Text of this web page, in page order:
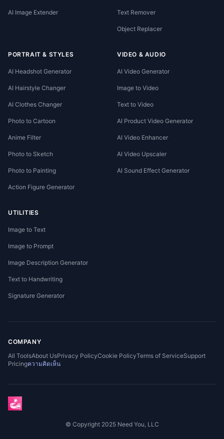
AI Image Extender Text Remover
Object Replacer
PORTRAIT & STYLES
AI Headshot Generator
AI Hairstyle Changer
AI Clothes Changer
Photo to Cartoon
Anime Filter
Photo to Sketch
Photo to Painting
Action Figure Generator
VIDEO & AUDIO
AI Video Generator
Image to Video
Text to Video
AI Product Video Generator
AI Video Enhancer
AI Video Upscaler
AI Sound Effect Generator
UTILITIES
Image to Text
Image to Prompt
Image Description Generator
Text to Handwriting
Signature Generator
COMPANY
All ToolsAbout UsPrivacy PolicyCookie PolicyTerms of ServiceSupport
Pricingความคิดเห็น
© Copyright 2025 Need You, LLC